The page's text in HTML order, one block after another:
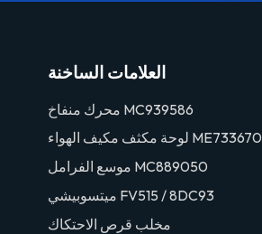
العلامات الساخنة
محرك منفاخ MC939586
لوحة مكثف مكيف الهواء ME733670
موسع الفرامل MC889050
ميتسوبيشي FV515 / 8DC93
مخلب قرص الاحتكاك